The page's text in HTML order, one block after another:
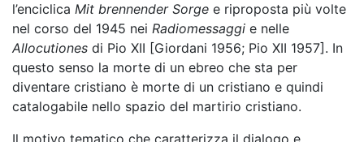
l’enciclica Mit brennender Sorge e riproposta più volte
nel corso del 1945 nei Radiomessaggi e nelle
Allocutiones di Pio XII [Giordani 1956; Pio XII 1957]. In
questo senso la morte di un ebreo che sta per
diventare cristiano è morte di un cristiano e quindi
catalogabile nello spazio del martirio cristiano.
Il motivo tematico che caratterizza il dialogo e